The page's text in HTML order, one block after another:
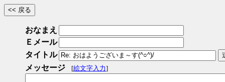
おなまえ
Ｅメール
タイトル
メッセージ
[絵文字入力]